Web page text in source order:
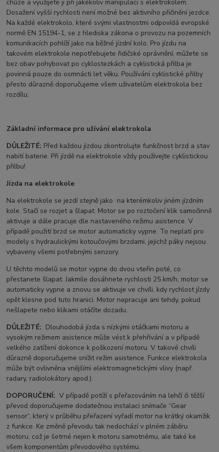
chůze a využijete ji při jakékoliv manipulaci s elektrokolem.
Dosažení vyšší rychlosti není možné bez aktivního přičinění jezdce.
Na každé elektrokolo, které svými vlastnostmi odpovídá evropské
normě EN 15194-1, se z hlediska zákona o provozu na pozemních
komunikacích pohlíží jako na běžné jízdní kolo. Pro jízdu na
takovém elektrokole nepotřebujete řidičské oprávnění, můžete se
bez obav pohybovat po cyklostezkách a cyklistická přilba je
povinná pouze do osmnácti let věku. Používání cyklistické přilby
přesto důrazně doporučujeme všem uživatelům elektrokola bez
rozdílu.
Základní informace pro užívání elektrokola
DŮLEŽITÉ: Před každou jízdou zkontrolujte funkčnost brzd a stav
nabití baterie. Při jízdě na elektrokole vždy používejte cyklistickou
přilbu!
Jízda na elektrokole
Na elektrokole se jezdí stejně jako na kterémkoliv jiném jízdním
kole. Stačí se rozjet a šlapat. Motor se po roztočení klik samočinně
aktivuje a dále pracuje dle nastaveného režimu asistence. V
případě použití brzd se motor automaticky vypne. To neplatí pro
modely s hydraulickými kotoučovými brzdami, jejichž páky nejsou
vybaveny všemi potřebnými senzory.
U těchto modelů se motor vypne do dvou vteřin poté, co
přestanete šlapat. Jakmile dosáhnete rychlosti 25 km/h, motor se
automaticky vypne a znovu se aktivuje ve chvíli, kdy rychlost jízdy
opět klesne pod tuto hranici. Motor nepracuje ani tehdy, pokud
nešlapete nebo klikami otáčíte dozadu.
DŮLEŽITÉ: Dlouhodobá jízda s nízkými otáčkami motoru a
vysokým režimem asistence může vést k přehřívání a v případě
velkého zatížení dokonce k poškození motoru. V takové chvíli
důrazně doporučujeme snížit režim asistence. Funkce elektrokola
může být ovlivněna vnějšími elektromagnetickými vlivy (např.
radary, radiolokátory apod.).
DOPORUČENÍ: V případě potíží s přeřazováním na lehčí či těžší
převod doporučujeme dodatečnou instalaci snímače “Gear
sensor“, který v průběhu přeřazení vyřadí motor na krátký okamžik
z funkce. Ke změně převodu tak nedochází v plném záběru
motoru, což je šetrné nejen k motoru samotnému, ale také ke
všem komponentům převodového systému.